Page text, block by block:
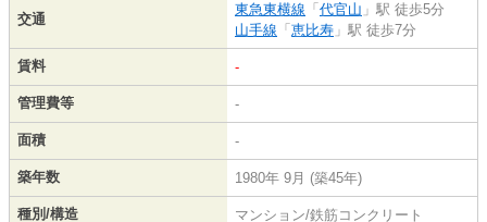
交通
東急東横線 「 代官山 」駅 徒歩5分
山手線 「 恵比寿 」駅 徒歩7分
賃料 -
管理費等 -
面積 -
築年数 1980年 9月 (築45年)
種別/構造 マンション/鉄筋コンクリート